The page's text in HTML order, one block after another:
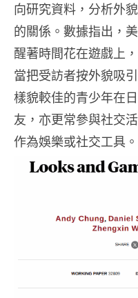
向研究資料，分析外
的關係。數據指出，
醒著時間花在遊戲上
當把受訪者按外貌吸
樣貌較佳的青少年在
友，亦更常參與社交
作為娛樂或社交工具。